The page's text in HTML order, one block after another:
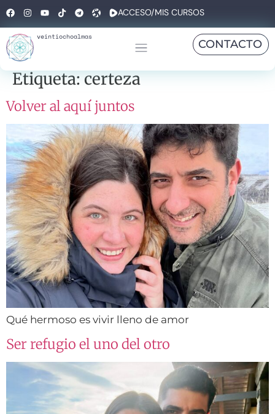
ACCESO/MIS CURSOS
veintiochoalmas
CONTACTO
Etiqueta:certeza
Volver al aquí juntos
Qué hermoso es vivir lleno de amor
Ser refugio el uno del otro